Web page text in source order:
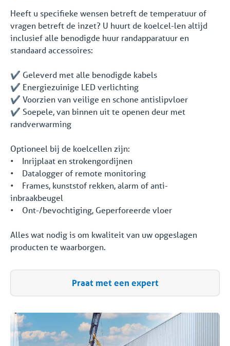
Heeft u specifieke wensen betreft de temperatuur of
vragen betreft de inzet? U huurt de koelcel-len altijd
inclusief alle benodigde huur randapparatuur en
standaard accessoires:
✔️ Geleverd met alle benodigde kabels
✔️ Energiezuinige LED verlichting
✔️ Voorzien van veilige en schone antislipvloer
✔️ Soepele, van binnen uit te openen deur met
randverwarming
Optioneel bij de koelcellen zijn:
• Inrijplaat en strokengordijnen
• Datalogger of remote monitoring
• Frames, kunststof rekken, alarm of anti-
inbraakbeugel
• Ont-/bevochtiging, Geperforeerde vloer
Alles wat nodig is om kwaliteit van uw opgeslagen
producten te waarborgen.
Praat met een expert